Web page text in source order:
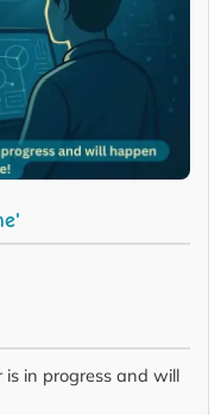
in progress and will